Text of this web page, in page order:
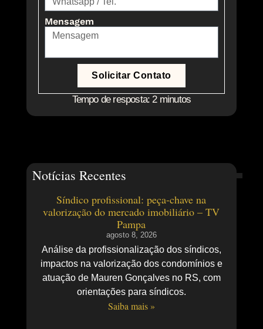
Mensagem
Solicitar Contato
Tempo de resposta: 2 minutos
Notícias Recentes
Síndico profissional: peça-chave na
valorização do mercado imobiliário – TV
Pampa
agosto 8, 2026
Análise da profissionalização dos síndicos,
impactos na valorização dos condomínios e
atuação de Mauren Gonçalves no RS, com
orientações para síndicos.
Saiba mais »